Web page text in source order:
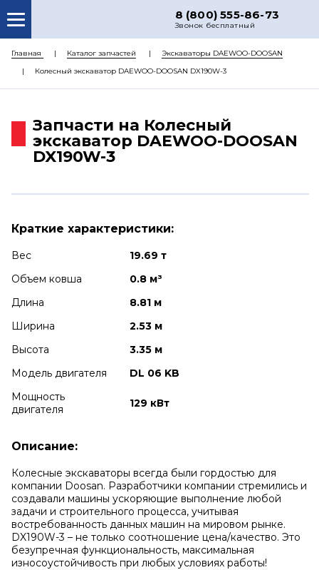
8 (800) 555-86-73
Звонок бесплатный
О НАС
КАТАЛОГ ЗАПЧАСТЕЙ
ДОСТАВКА
Главная Каталог запчастей
Экскаваторы DAEWOO-DOOSAN
Колесный экскаватор DAEWOO-DOOSAN DX190W-3
Запчасти на Колесный
экскаватор DAEWOO-DOOSAN
DX190W-3
Краткие характеристики:
Вес
19.69 т
Объем ковша
0.8 м³
Длина
8.81 м
Ширина
2.53 м
Высота
3.35 м
Модель двигателя
DL 06 KB
Мощность
двигателя
129 кВт
Описание:
Колесные экскаваторы всегда были гордостью для
компании Doosan. Разработчики компании стремились и
создавали машины ускоряющие выполнение любой
задачи и строительного процесса, учитывая
востребованность данных машин на мировом рынке.
DX190W-3 – не только соотношение цена/качество. Это
безупречная функциональность, максимальная
износоустойчивость при любых условиях работы!